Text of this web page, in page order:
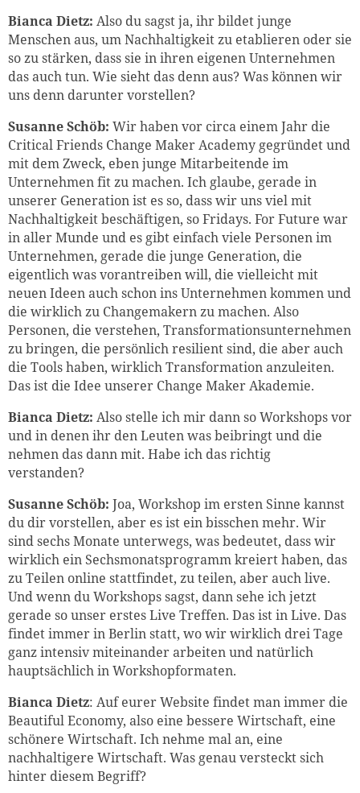
Bianca Dietz: Also du sagst ja, ihr bildet junge
Menschen aus, um Nachhaltigkeit zu etablieren oder sie
so zu stärken, dass sie in ihren eigenen Unternehmen
das auch tun. Wie sieht das denn aus? Was können wir
uns denn darunter vorstellen?
Susanne Schöb: Wir haben vor circa einem Jahr die
Critical Friends Change Maker Academy gegründet und
mit dem Zweck, eben junge Mitarbeitende im
Unternehmen fit zu machen. Ich glaube, gerade in
unserer Generation ist es so, dass wir uns viel mit
Nachhaltigkeit beschäftigen, so Fridays. For Future war
in aller Munde und es gibt einfach viele Personen im
Unternehmen, gerade die junge Generation, die
eigentlich was vorantreiben will, die vielleicht mit
neuen Ideen auch schon ins Unternehmen kommen und
die wirklich zu Changemakern zu machen. Also
Personen, die verstehen, Transformationsunternehmen
zu bringen, die persönlich resilient sind, die aber auch
die Tools haben, wirklich Transformation anzuleiten.
Das ist die Idee unserer Change Maker Akademie.
Bianca Dietz: Also stelle ich mir dann so Workshops vor
und in denen ihr den Leuten was beibringt und die
nehmen das dann mit. Habe ich das richtig
verstanden?
Susanne Schöb: Joa, Workshop im ersten Sinne kannst
du dir vorstellen, aber es ist ein bisschen mehr. Wir
sind sechs Monate unterwegs, was bedeutet, dass wir
wirklich ein Sechsmonatsprogramm kreiert haben, das
zu Teilen online stattfindet, zu teilen, aber auch live.
Und wenn du Workshops sagst, dann sehe ich jetzt
gerade so unser erstes Live Treffen. Das ist in Live. Das
findet immer in Berlin statt, wo wir wirklich drei Tage
ganz intensiv miteinander arbeiten und natürlich
hauptsächlich in Workshopformaten.
Bianca Dietz: Auf eurer Website findet man immer die
Beautiful Economy, also eine bessere Wirtschaft, eine
schönere Wirtschaft. Ich nehme mal an, eine
nachhaltigere Wirtschaft. Was genau versteckt sich
hinter diesem Begriff?